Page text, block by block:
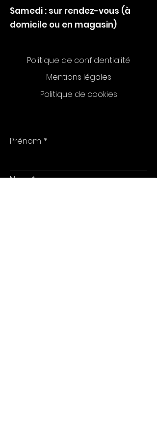
Samedi : sur rendez-vous (à
domicile ou en magasin)
Politique de confidentialité
Mentions légales
Politique de cookies
Prénom
Nom